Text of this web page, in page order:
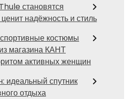
становятся
надёжность и стиль
костюмы
магазина КАНТ
активных женщин
идеальный спутник
отдыха